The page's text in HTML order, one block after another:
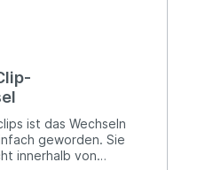
ist das Wechseln
geworden. Sie
innerhalb von